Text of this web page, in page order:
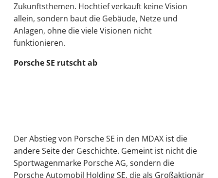
Zukunftsthemen. Hochtief verkauft keine Vision
allein, sondern baut die Gebäude, Netze und
Anlagen, ohne die viele Visionen nicht
funktionieren.
Porsche SE rutscht ab
Der Abstieg von Porsche SE in den MDAX ist die
andere Seite der Geschichte. Gemeint ist nicht die
Sportwagenmarke Porsche AG, sondern die
Porsche Automobil Holding SE, die als Großaktionär